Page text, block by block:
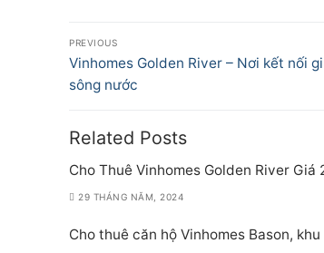
Điều
hướng
bài
viết
PREVIOUS
Previous
post:
Vinhomes Golden River – Nơi kết nối
sông nước
Related Posts
Cho Thuê Vinhomes Golden River
29 THÁNG NĂM, 2024
Cho thuê căn hộ Vinhomes Bason,